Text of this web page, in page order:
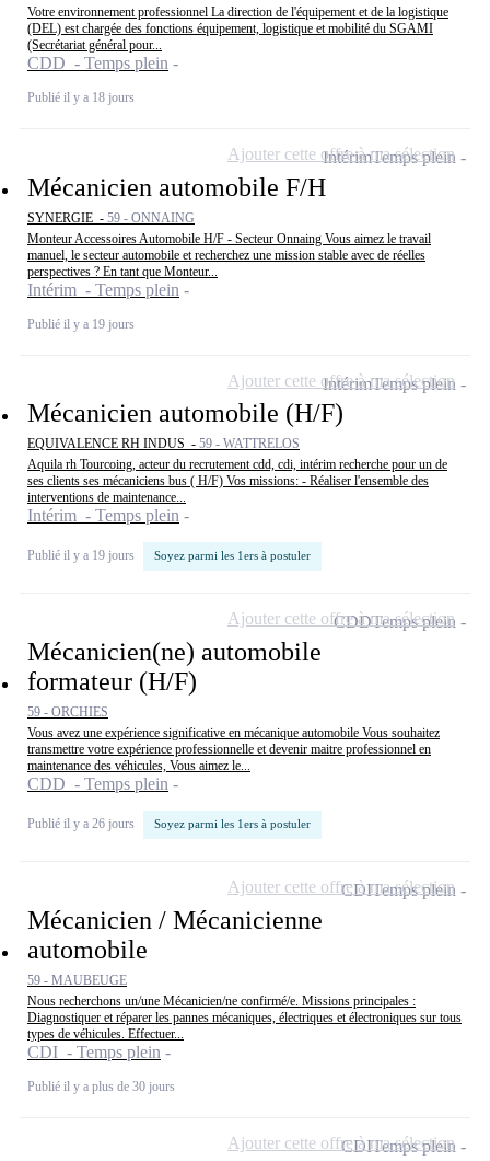
Votre environnement professionnel La direction de l'équipement et de la logistique
(DEL) est chargée des fonctions équipement, logistique et mobilité du SGAMI
(Secrétariat général pour...
CDD - Temps plein
Publié il y a 18 jours
Mécanicien automobile F/H
SYNERGIE - 59 - ONNAING
Monteur Accessoires Automobile H/F - Secteur Onnaing Vous aimez le travail
manuel, le secteur automobile et recherchez une mission stable avec de réelles
perspectives ? En tant que Monteur...
Intérim - Temps plein
Publié il y a 19 jours
IntérimTemps plein
Ajouter cette offre à ma sélection
Mécanicien automobile (H/F)
EQUIVALENCE RH INDUS - 59 - WATTRELOS
Aquila rh Tourcoing, acteur du recrutement cdd, cdi, intérim recherche pour un de
ses clients ses mécaniciens bus ( H/F) Vos missions: - Réaliser l'ensemble des
interventions de maintenance...
Intérim - Temps plein
Publié il y a 19 jours Soyez parmi les 1ers à postuler
IntérimTemps plein
Ajouter cette offre à ma sélection
Mécanicien(ne) automobile
formateur (H/F)
59 - ORCHIES
Vous avez une expérience significative en mécanique automobile Vous souhaitez
transmettre votre expérience professionnelle et devenir maitre professionnel en
maintenance des véhicules, Vous aimez le...
CDD - Temps plein
Publié il y a 26 jours Soyez parmi les 1ers à postuler
CDDTemps plein
Ajouter cette offre à ma sélection
Mécanicien / Mécanicienne
automobile
59 - MAUBEUGE
Nous recherchons un/une Mécanicien/ne confirmé/e. Missions principales :
Diagnostiquer et réparer les pannes mécaniques, électriques et électroniques sur tous
types de véhicules. Effectuer...
CDI - Temps plein
Publié il y a plus de 30 jours
CDITemps plein
Ajouter cette offre à ma sélection
CDITemps plein
Ajouter cette offre à ma sélection